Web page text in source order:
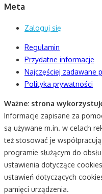
Meta
Zaloguj się
Regulamin
Przydatne informacje
Najczęściej zadawane
Polityka prywatności
Ważne: strona
Informacje zapisane za
są używane m.in. w celach
też stosować je
programie służącym do
ustawienia dotyczące
ustawień dotyczących
pamięci urządzenia.